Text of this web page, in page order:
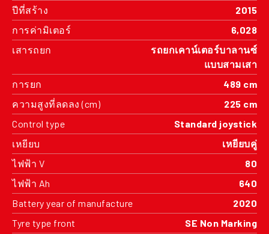
ปีที่สร้าง
2015
การค่ามิเตอร์
6,028
เสารถยก
รถยกเคาน์เตอร์บาลานซ์
แบบสามเสา
การยก
489 cm
ความสูงที่ลดลง (cm)
225 cm
Control type
Standard joystick
เหยียบ
เหยียบคู่
ไฟฟ้า V
80
ไฟฟ้า Ah
640
Battery year of manufacture
2020
Tyre type front
SE Non Marking